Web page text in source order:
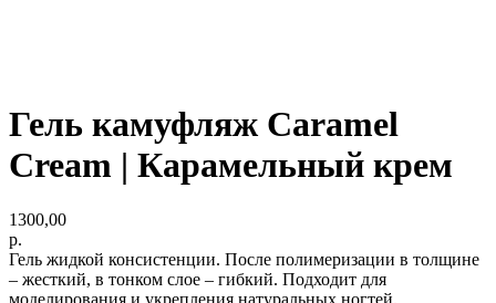
Гель камуфляж Caramel
Cream | Карамельный крем
1300,00
р.
Гель жидкой консистенции. После полимеризации в толщине
– жесткий, в тонком слое – гибкий. Подходит для
моделирования и укрепления натуральных ногтей.